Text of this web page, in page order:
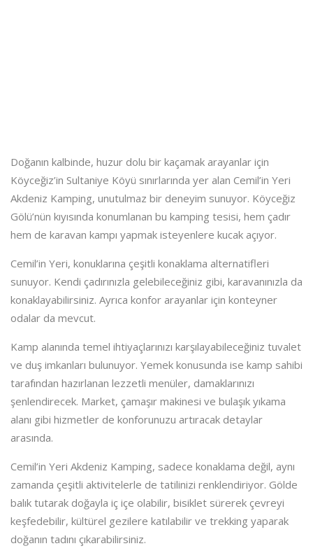
Doğanın kalbinde, huzur dolu bir kaçamak arayanlar için
Köyceğiz’in Sultaniye Köyü sınırlarında yer alan Cemil’in Yeri
Akdeniz Kamping, unutulmaz bir deneyim sunuyor. Köyceğiz
Gölü’nün kıyısında konumlanan bu kamping tesisi, hem çadır
hem de karavan kampı yapmak isteyenlere kucak açıyor.
Cemil’in Yeri, konuklarına çeşitli konaklama alternatifleri
sunuyor. Kendi çadırınızla gelebileceğiniz gibi, karavanınızla da
konaklayabilirsiniz. Ayrıca konfor arayanlar için konteyner
odalar da mevcut.
Kamp alanında temel ihtiyaçlarınızı karşılayabileceğiniz tuvalet
ve duş imkanları bulunuyor. Yemek konusunda ise kamp sahibi
tarafından hazırlanan lezzetli menüler, damaklarınızı
şenlendirecek. Market, çamaşır makinesi ve bulaşık yıkama
alanı gibi hizmetler de konforunuzu artıracak detaylar
arasında.
Cemil’in Yeri Akdeniz Kamping, sadece konaklama değil, aynı
zamanda çeşitli aktivitelerle de tatilinizi renklendiriyor. Gölde
balık tutarak doğayla iç içe olabilir, bisiklet sürerek çevreyi
keşfedebilir, kültürel gezilere katılabilir ve trekking yaparak
doğanın tadını çıkarabilirsiniz.